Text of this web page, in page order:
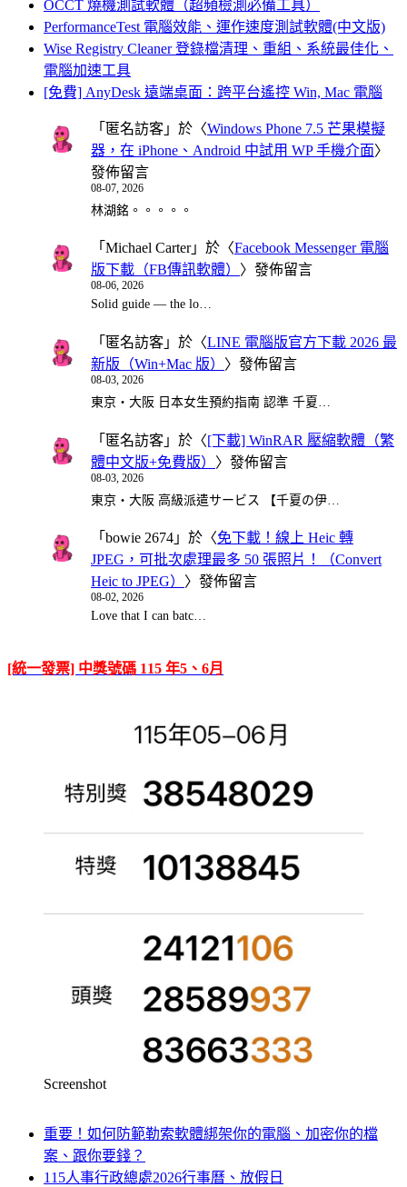
OCCT 燒機測試軟體（超頻檢測必備工具）
PerformanceTest 電腦效能、運作速度測試軟體(中文版)
Wise Registry Cleaner 登錄檔清理、重組、系統最佳化、
電腦加速工具
[免費] AnyDesk 遠端桌面：跨平台遙控 Win, Mac 電腦
「 匿名訪客 」於〈Windows Phone 7.5 芒果模擬
器，在 iPhone、Android 中試用 WP 手機介面〉
發佈留言
08-07, 2026
林湖銘。。。。。
「 Michael Carter」於〈Facebook Messenger 電腦
版下載（FB傳訊軟體） 〉發佈留言
08-06, 2026
Solid guide — the lo…
「 匿名訪客 」於〈LINE 電腦版官方下載 2026 最
新版（Win+Mac 版） 〉發佈留言
08-03, 2026
東京・大阪 日本女生預約指南 認準 千夏…
「 匿名訪客 」於〈[下載] WinRAR 壓縮軟體（繁
體中文版+免費版） 〉發佈留言
08-03, 2026
東京・大阪 高級派遣サービス 【千夏の伊…
「 bowie 2674 」於〈免下載！線上 Heic 轉
JPEG，可批次處理最多 50 張照片！（Convert
Heic to JPEG） 〉發佈留言
08-02, 2026
Love that I can batc…
[統一發票] 中獎號碼 115 年5、6月
Screenshot
重要！如何防範勒索軟體綁架你的電腦、加密你的檔
案、跟你要錢？
115人事行政總處2026行事曆、放假日